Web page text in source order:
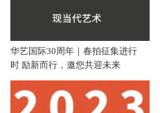
华艺国际30周年｜春拍征集进行
时 励新而行，邀您共迎未来